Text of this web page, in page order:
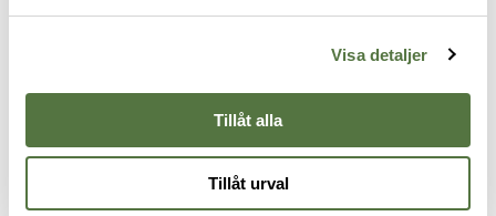
Visa detaljer
Tillåt alla
Tillåt urval